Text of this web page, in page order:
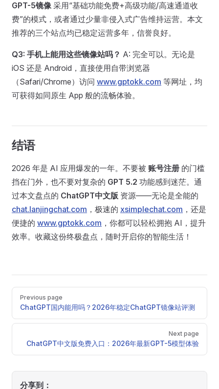
GPT-5镜像采用“基础功能免费+高级功能/高速通道收
费”的模式，或者通过少量非侵入式广告维持运营。本文
推荐的三个站点均已稳定运营多年，信誉良好。
Q3: 手机上能用这些镜像站吗？ A: 完全可以。无论是
iOS 还是 Android，直接使用自带浏览器
（Safari/Chrome）访问 www.gptokk.com 等网址，均
可获得如同原生 App 般的流畅体验。
结语
2026 年是 AI 应用爆发的一年。不要被 账号注册 的门槛
挡在门外，也不要对复杂的 GPT 5.2 功能感到迷茫。通
过本文盘点的 ChatGPT中文版 资源——无论是全能的
chat.lanjingchat.com ，极速的 xsimplechat.com ，还是
便捷的 www.gptokk.com ，你都可以轻松拥抱 AI，提升
效率。收藏这份终极盘点，随时开启你的智能生活！
Pager
Previous page
ChatGPT国内能用吗？2026年稳定ChatGPT镜像站评测
Next page
ChatGPT中文版免费入口：2026年最新GPT-5模型体验
分享到：